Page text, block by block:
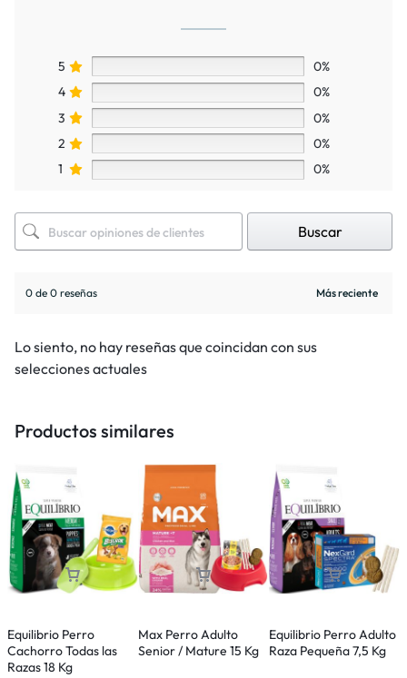
5
0%
4
0%
3
0%
2
0%
1
0%
Buscar
0 de 0 reseñas
Lo siento, no hay reseñas que coincidan con sus
selecciones actuales
Productos similares
Equilibrio Perro
Cachorro Todas las
Razas 18 Kg
Max Perro Adulto
Senior / Mature 15 Kg
Equilibrio Perro Adulto
Raza Pequeña 7,5 Kg